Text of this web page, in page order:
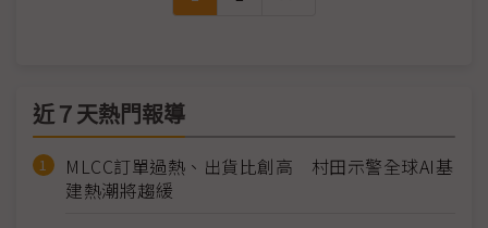
近７天熱門報導
MLCC訂單過熱、出貨比創高 村田示警全球AI基
建熱潮將趨緩